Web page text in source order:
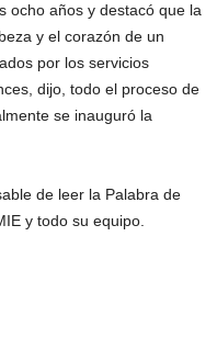
ocho años y destacó que la
y el corazón de un
por los servicios
dijo, todo el proceso de
se inauguró la
de leer la Palabra de
y todo su equipo.